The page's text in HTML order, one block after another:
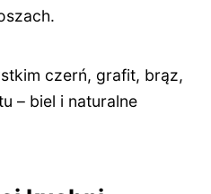
czerń, grafit, brąz,
– biel i naturalne